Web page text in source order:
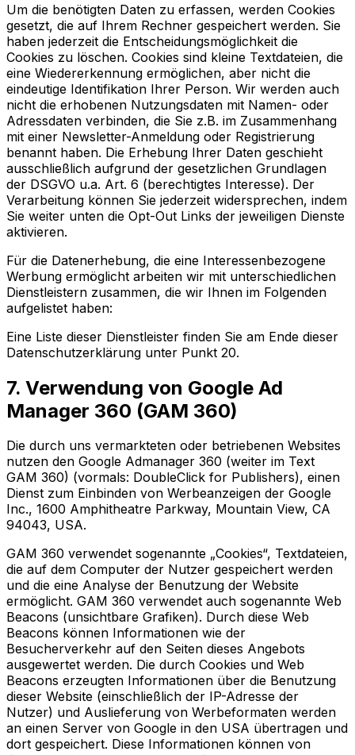
Um die benötigten Daten zu erfassen, werden Cookies
gesetzt, die auf Ihrem Rechner gespeichert werden. Sie
haben jederzeit die Entscheidungsmöglichkeit die
Cookies zu löschen. Cookies sind kleine Textdateien, die
eine Wiedererkennung ermöglichen, aber nicht die
eindeutige Identifikation Ihrer Person. Wir werden auch
nicht die erhobenen Nutzungsdaten mit Namen- oder
Adressdaten verbinden, die Sie z.B. im Zusammenhang
mit einer Newsletter-Anmeldung oder Registrierung
benannt haben. Die Erhebung Ihrer Daten geschieht
ausschließlich aufgrund der gesetzlichen Grundlagen
der DSGVO u.a. Art. 6 (berechtigtes Interesse). Der
Verarbeitung können Sie jederzeit widersprechen, indem
Sie weiter unten die Opt-Out Links der jeweiligen Dienste
aktivieren.
Für die Datenerhebung, die eine Interessenbezogene
Werbung ermöglicht arbeiten wir mit unterschiedlichen
Dienstleistern zusammen, die wir Ihnen im Folgenden
aufgelistet haben:
Eine Liste dieser Dienstleister finden Sie am Ende dieser
Datenschutzerklärung unter Punkt 20.
7. Verwendung von Google Ad
Manager 360 (GAM 360)
Die durch uns vermarkteten oder betriebenen Websites
nutzen den Google Admanager 360 (weiter im Text
GAM 360) (vormals: DoubleClick for Publishers), einen
Dienst zum Einbinden von Werbeanzeigen der Google
Inc., 1600 Amphitheatre Parkway, Mountain View, CA
94043, USA.
GAM 360 verwendet sogenannte „Cookies“, Textdateien,
die auf dem Computer der Nutzer gespeichert werden
und die eine Analyse der Benutzung der Website
ermöglicht. GAM 360 verwendet auch sogenannte Web
Beacons (unsichtbare Grafiken). Durch diese Web
Beacons können Informationen wie der
Besucherverkehr auf den Seiten dieses Angebots
ausgewertet werden. Die durch Cookies und Web
Beacons erzeugten Informationen über die Benutzung
dieser Website (einschließlich der IP-Adresse der
Nutzer) und Auslieferung von Werbeformaten werden
an einen Server von Google in den USA übertragen und
dort gespeichert. Diese Informationen können von